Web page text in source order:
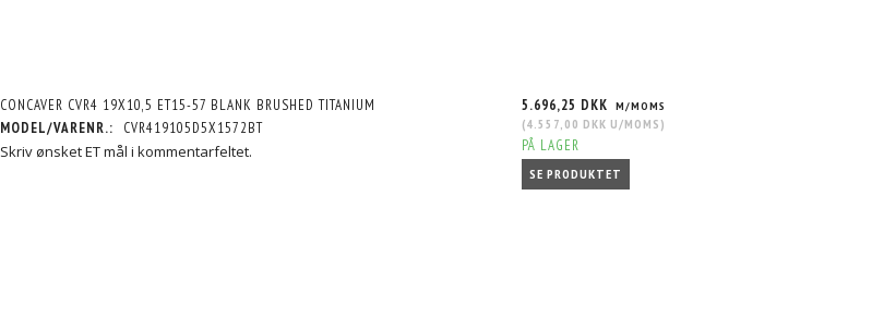
CONCAVER CVR4 19X10,5 ET15-57 BLANK BRUSHED TITANIUM
MODEL/VARENR.:
CVR419105D5X1572BT
Skriv ønsket ET mål i kommentarfeltet.
5.696,25 DKK M/MOMS
(4.557,00 DKK U/MOMS )
PÅ LAGER
SE PRODUKTET